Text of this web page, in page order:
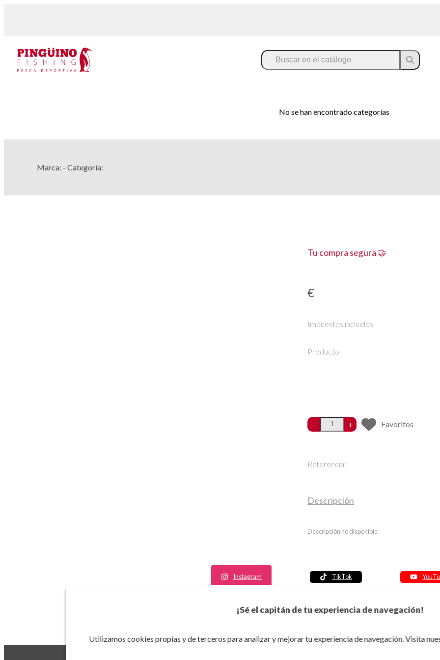
¡Sé el capitán de tu experiencia de navegación!
Utilizamos cookies propias y de terceros para analizar y mejorar tu experiencia de navegación. Visita
No se han encontrado categorías
Marca: - Categoría:
Tu compra segura 🤝
€
Impuestos incluidos
Producto
- + Favoritos
Referencia:
Descripción
Descripción no disponible
Instagram TikTok
Política de seguridad